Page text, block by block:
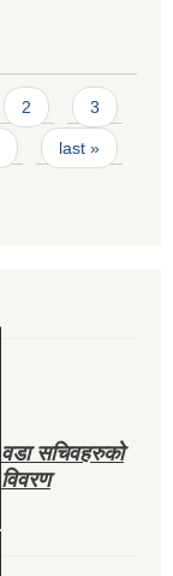
2 3
last »
वडा सचिवहरुको
विवरण